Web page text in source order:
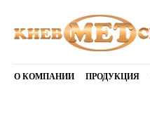
О КОМПАНИИ ПРОДУКЦИЯ